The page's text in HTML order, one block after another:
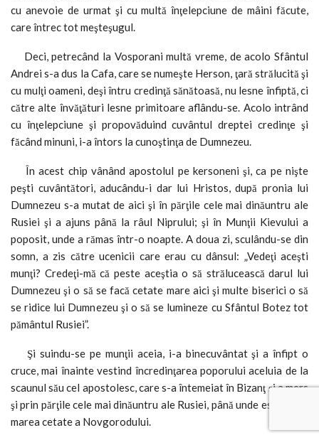
cu anevoie de urmat şi cu multă înţelepciune de mâini făcute,
care întrec tot meşteşugul.
Deci, petrecând la Vosporani multă vreme, de acolo Sfântul
Andrei s-a dus la Cafa, care se numeşte Herson, ţară strălucită şi
cu mulţi oameni, deşi întru credinţă sănătoasă, nu lesne înfiptă, ci
către alte învăţături lesne primitoare aflându-se. Acolo intrând
cu înţelepciune şi propovăduind cuvântul dreptei credinţe şi
făcând minuni, i-a întors la cunoştinţa de Dumnezeu.
În acest chip vânând apostolul pe kersoneni şi, ca pe nişte
peşti cuvântători, aducându-i dar lui Hristos, după pronia lui
Dumnezeu s-a mutat de aici şi în părţile cele mai dinăuntru ale
Rusiei şi a ajuns până la râul Niprului; şi în Munţii Kievului a
poposit, unde a rămas într-o noapte. A doua zi, sculându-se din
somn, a zis către ucenicii care erau cu dânsul: „Vedeţi aceşti
munţi? Credeţi-mă că peste aceştia o să strălucească darul lui
Dumnezeu şi o să se facă cetate mare aici şi multe biserici o să
se ridice lui Dumnezeu şi o să se lumineze cu Sfântul Botez tot
pământul Rusiei”.
Şi suindu-se pe munţii aceia, i-a binecuvântat şi a înfipt o
cruce, mai înainte vestind încredinţarea poporului aceluia de la
scaunul său cel apostolesc, care s-a întemeiat în Bizanţ şi a mers
şi prin părţile cele mai dinăuntru ale Rusiei, până unde este acum
marea cetate a Novgorodului.